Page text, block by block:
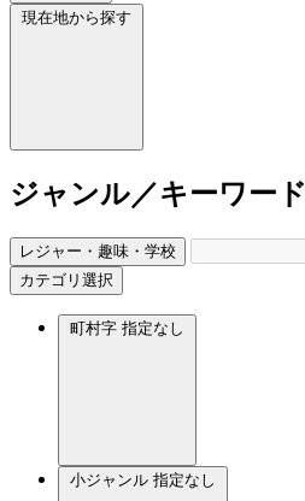
現在地から探す
ジャンル／キーワード
レジャー・趣味・学校
カテゴリ選択
町村字 指定なし
小ジャンル 指定なし